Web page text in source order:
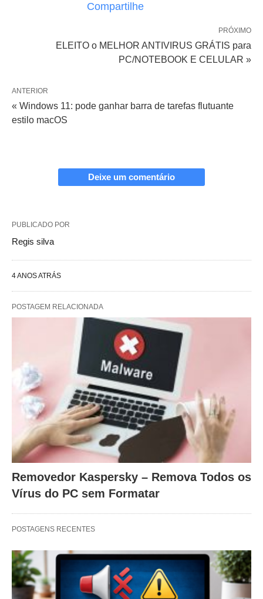
Compartilhe
PRÓXIMO
ELEITO o MELHOR ANTIVIRUS GRÁTIS para
PC/NOTEBOOK E CELULAR »
ANTERIOR
« Windows 11: pode ganhar barra de tarefas flutuante
estilo macOS
Deixe um comentário
PUBLICADO POR
Regis silva
4 ANOS ATRÁS
POSTAGEM RELACIONADA
Removedor Kaspersky – Remova Todos os
Vírus do PC sem Formatar
POSTAGENS RECENTES